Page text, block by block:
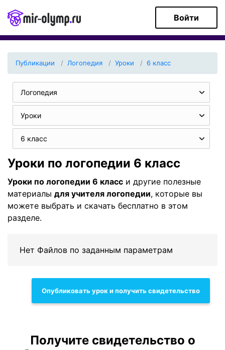
Войти
Публикации Логопедия Уроки 6 класс
Логопедия
Уроки
6 класс
Уроки по логопедии 6 класс
Уроки по логопедии 6 класс и другие полезные
материалы для учителя логопедии, которые вы
можете выбрать и скачать бесплатно в этом
разделе.
Нет Файлов по заданным параметрам
Опубликовать урок и получить свидетельство
Получите свидетельство о